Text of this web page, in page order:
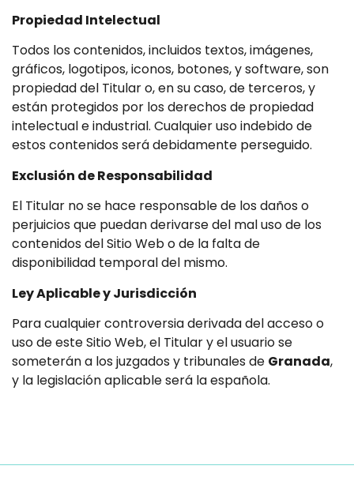
Propiedad Intelectual
Todos los contenidos, incluidos textos, imágenes,
gráficos, logotipos, iconos, botones, y software, son
propiedad del Titular o, en su caso, de terceros, y
están protegidos por los derechos de propiedad
intelectual e industrial. Cualquier uso indebido de
estos contenidos será debidamente perseguido.
Exclusión de Responsabilidad
El Titular no se hace responsable de los daños o
perjuicios que puedan derivarse del mal uso de los
contenidos del Sitio Web o de la falta de
disponibilidad temporal del mismo.
Ley Aplicable y Jurisdicción
Para cualquier controversia derivada del acceso o
uso de este Sitio Web, el Titular y el usuario se
someterán a los juzgados y tribunales de Granada,
y la legislación aplicable será la española.